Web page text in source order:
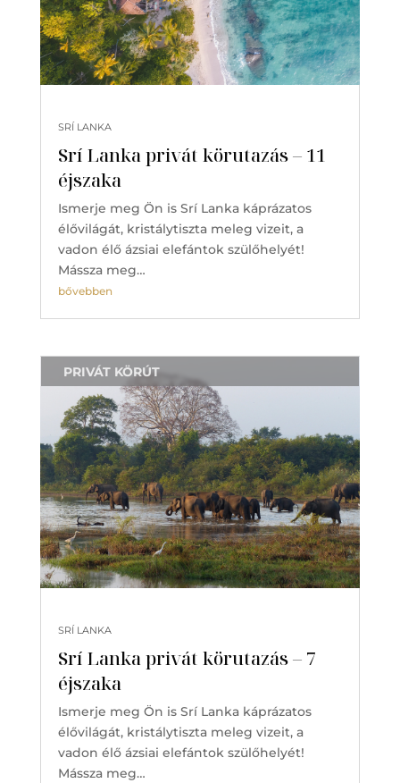
Srí Lanka privát körutazás – 11
éjszaka
SRÍ LANKA
Ismerje meg Ön is Srí Lanka káprázatos
élővilágát, kristálytiszta meleg vizeit, a
vadon élő ázsiai elefántok szülőhelyét!
Mássza meg…
bővebben
Srí Lanka privát körutazás – 7
éjszaka
SRÍ LANKA
PRIVÁT KÖRÚT
Ismerje meg Ön is Srí Lanka káprázatos
élővilágát, kristálytiszta meleg vizeit, a
vadon élő ázsiai elefántok szülőhelyét!
Mássza meg…